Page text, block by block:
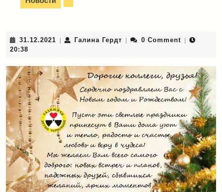
31.12.2021 31.12.2021Галина Гердт Галина0 Comment
20:38